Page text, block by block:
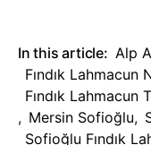
In this article: Alp
Fındık Lahmacun
Fındık Lahmacun
, Mersin Sofioğlu,
Sofioğlu Fındık